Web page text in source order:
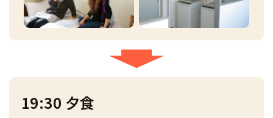
19:30 夕食